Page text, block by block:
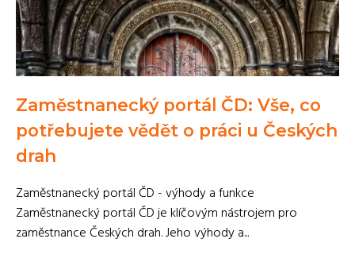
Zaměstnanecký portál ČD: Vše, co
potřebujete vědět o práci u Českých
drah
Zaměstnanecký portál ČD - výhody a funkce
Zaměstnanecký portál ČD je klíčovým nástrojem pro
zaměstnance Českých drah. Jeho výhody a...